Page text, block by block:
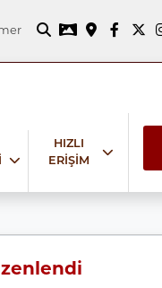
HIZLI
ERİŞİM